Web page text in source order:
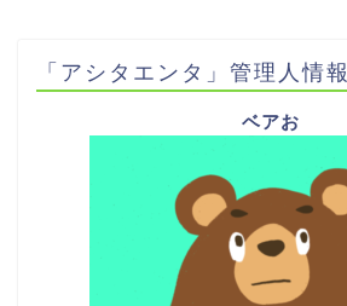
「アシタエンタ」管理人情報
ベアお